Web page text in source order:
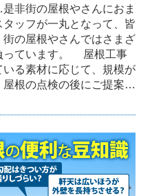
非街の屋根やさんにおま
ッフが一丸となって、皆
の屋根やさんではさまざ
っています。 屋根工事
る素材に応じて、規模が
屋根の点検の後にご提案…